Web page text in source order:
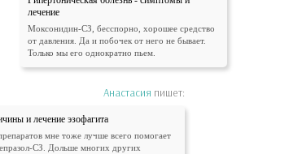
лечение
Моксонидин-СЗ, бесспорно, хорошее средство
от давления. Да и побочек от него не бывает.
Только мы его однократно пьем.
Анастасия пишет:
и лечение эзофагита
мне тоже лучше всего помогает
СЗ. Дольше многих других